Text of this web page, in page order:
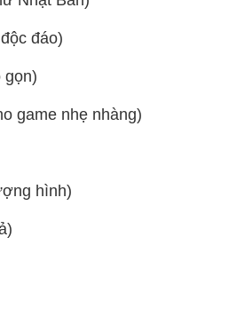
đáo)
gọn)
game nhẹ nhàng)
hình)